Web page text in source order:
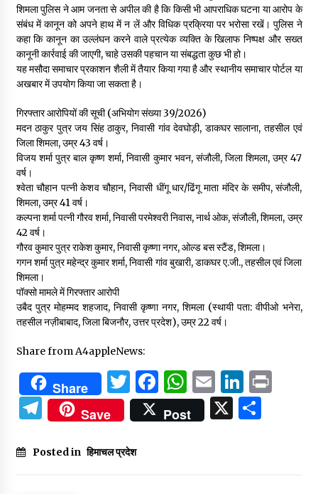
शिमला पुलिस ने आम जनता से अपील की है कि किसी भी आपराधिक घटना या आरोप के
संबंध में कानून को अपने हाथ में न लें और विधिक प्रक्रिया पर भरोसा रखें। पुलिस ने
कहा कि कानून का उल्लंघन करने वाले प्रत्येक व्यक्ति के खिलाफ निष्पक्ष और सख्त
कानूनी कार्रवाई की जाएगी, चाहे उसकी पहचान या संबद्धता कुछ भी हो।
यह मसौदा समाचार प्रकाशन शैली में तैयार किया गया है और स्थानीय समाचार पोर्टल या
अखबार में उपयोग किया जा सकता है।
गिरफ्तार आरोपियों की सूची (अभियोग संख्या 39/2026)
मदन ठाकुर पुत्र जय सिंह ठाकुर, निवासी गांव देवघोड़ी, डाकघर सालाना, तहसील एवं
जिला शिमला, उम्र 43 वर्ष।
विजय शर्मा पुत्र बाल कृष्ण शर्मा, निवासी कुमार भवन, संजौली, जिला शिमला, उम्र 47
वर्ष।
श्वेता चौहान पत्नी केशव चौहान, निवासी धींगू धार/ढिंगू माता मंदिर के समीप, संजौली,
शिमला, उम्र 41 वर्ष।
कल्पना शर्मा पत्नी गौरव शर्मा, निवासी परमेश्वरी निवास, नार्थ ओक, संजौली, शिमला, उम्र
42 वर्ष।
गौरव कुमार पुत्र राकेश कुमार, निवासी कृष्णा नगर, ओल्ड बस स्टैंड, शिमला।
गगन शर्मा पुत्र महेन्द्र कुमार शर्मा, निवासी गांव बुखारी, डाकघर ए.जी., तहसील एवं जिला
शिमला।
पॉक्सो मामले में गिरफ्तार आरोपी
उबैद पुत्र मोहम्मद शहजाद, निवासी कृष्णा नगर, शिमला (स्थायी पता: वीपीओ भनेरा,
तहसील नज़ीबाबाद, जिला बिजनौर, उत्तर प्रदेश), उम्र 22 वर्ष।
Share from A4appleNews:
Share Twitter
Facebook
WhatsApp
Email
Telegram
Save Post X
Posted in हिमाचल प्रदेश